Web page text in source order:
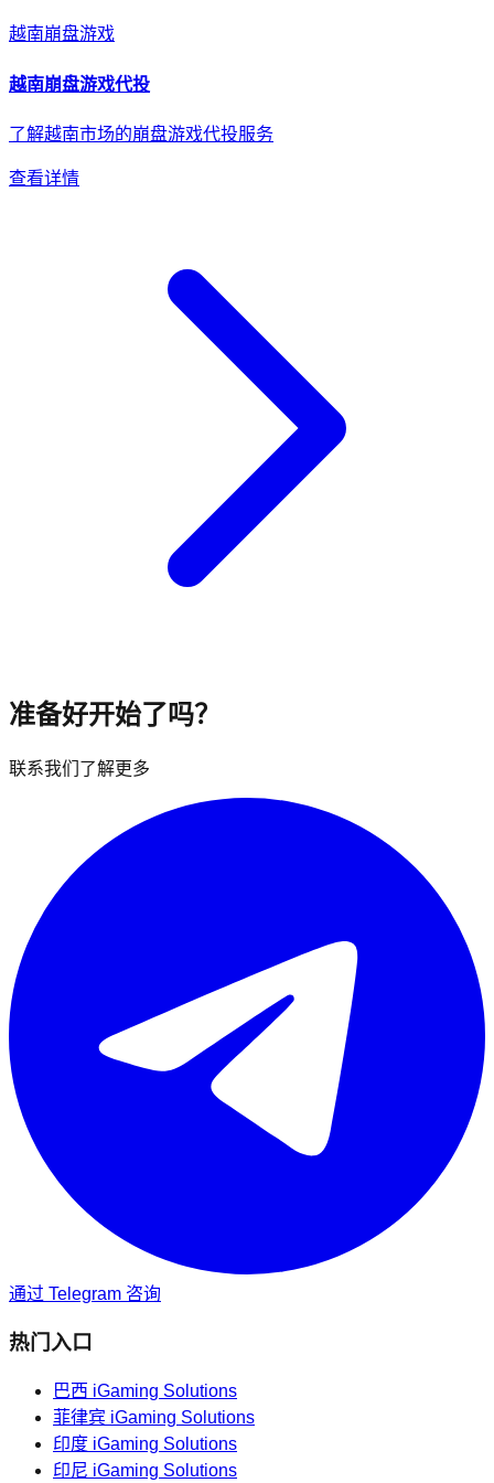
越南崩盘游戏
越南崩盘游戏代投
了解越南市场的崩盘游戏代投服务
查看详情
准备好开始了吗？
联系我们了解更多
通过 Telegram 咨询
热门入口
巴西 iGaming Solutions
菲律宾 iGaming Solutions
印度 iGaming Solutions
印尼 iGaming Solutions